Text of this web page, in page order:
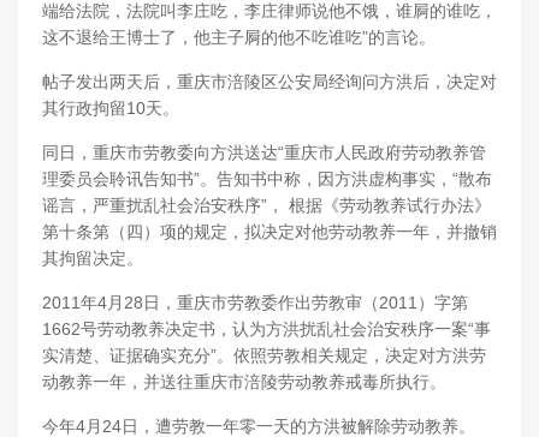
端给法院，法院叫李庄吃，李庄律师说他不饿，谁屙的谁吃，
这不退给王博士了，他主子屙的他不吃谁吃”的言论。
帖子发出两天后，重庆市涪陵区公安局经询问方洪后，决定对
其行政拘留10天。
同日，重庆市劳教委向方洪送达“重庆市人民政府劳动教养管
理委员会聆讯告知书”。告知书中称，因方洪虚构事实，“散布
谣言，严重扰乱社会治安秩序”， 根据《劳动教养试行办法》
第十条第（四）项的规定，拟决定对他劳动教养一年，并撤销
其拘留决定。
2011年4月28日，重庆市劳教委作出劳教审（2011）字第
1662号劳动教养决定书，认为方洪扰乱社会治安秩序一案“事
实清楚、证据确实充分”。依照劳教相关规定，决定对方洪劳
动教养一年，并送往重庆市涪陵劳动教养戒毒所执行。
今年4月24日，遭劳教一年零一天的方洪被解除劳动教养。